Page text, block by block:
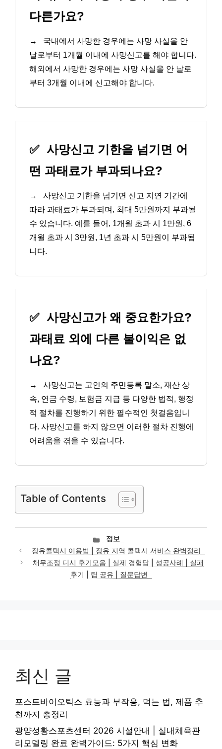
다른가요?
→
국내에서 사망한 경우에는 사망 사실을 안
날로부터 1개월 이내에 사망신고를 해야 합니다.
해외에서 사망한 경우에는 사망 사실을 안 날로
부터 3개월 이내에 신고해야 합니다.
✅ 사망신고 기한을 넘기면 어
떤 과태료가 부과되나요?
→
사망신고 기한을 넘기면 신고 지연 기간에
따라 과태료가 부과되며, 최대 5만원까지 부과될
수 있습니다. 예를 들어, 1개월 초과 시 1만원, 6
개월 초과 시 3만원, 1년 초과 시 5만원이 부과됩
니다.
✅ 사망신고가 왜 중요한가요?
과태료 외에 다른 불이익은 없
나요?
→
사망신고는 고인의 주민등록 말소, 재산 상
속, 연금 수령, 보험금 지급 등 다양한 법적, 행정
적 절차를 진행하기 위한 필수적인 첫걸음입니
다. 사망신고를 하지 않으면 이러한 절차 진행에
어려움을 겪을 수 있습니다.
Table of Contents
카
테
고
리
정보
장유콜택시 이용법 | 장유 지역 콜택시 서비스 완벽정리
채무조정 디시 후기모음 | 실제 경험담 | 성공사례 | 실패
후기 | 팁 공유 | 질문답변
최신 글
포스트바이오틱스 효능과 부작용, 먹는 법, 제품 추
천까지 총정리
광양성황스포츠센터 2026 시설안내 | 실내체육관
리모델링 완료 완벽가이드: 5가지 핵심 변화